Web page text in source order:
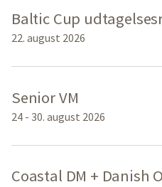
Baltic Cup
22. august 2026
Senior VM
24 - 30. august 2026